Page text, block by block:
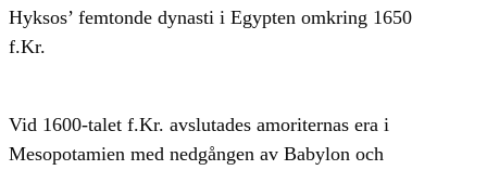
Hyksos’ femtonde dynasti i Egypten omkring 1650
f.Kr.
Vid 1600-talet f.Kr. avslutades amoriternas era i
Mesopotamien med nedgången av Babylon och